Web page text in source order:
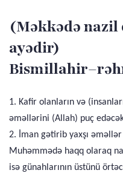
(Məkkədə nazil
ayədir)
1. Kafir olanların və
əməllərini (Allah) puç
2. İman gətirib yaxşı
Muhəmmədə haqq olaraq
isə günahlarının üstünü